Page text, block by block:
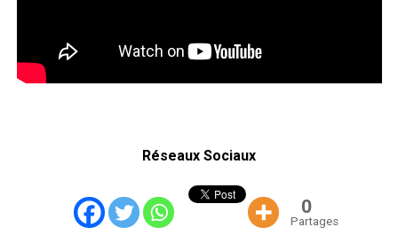
Réseaux Sociaux
0
Partages